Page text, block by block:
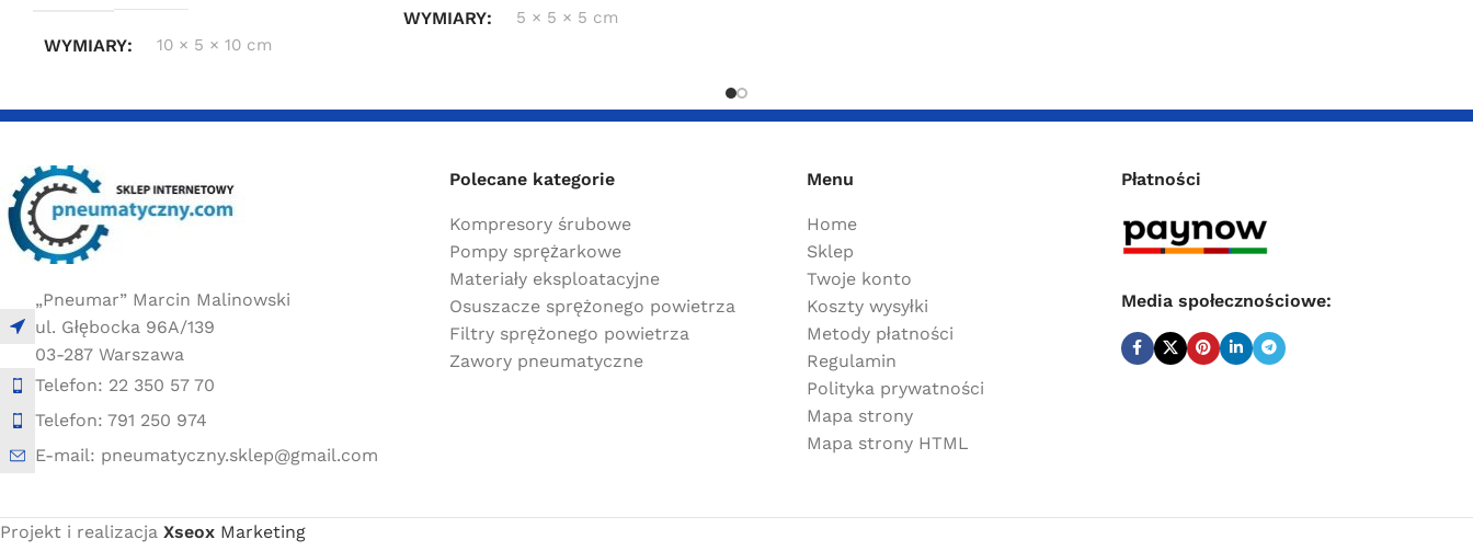
WYMIARY 10 × 5 × 10 cm
WYMIARY 5 × 5 × 5 cm
„Pneumar” Marcin Malinowski
ul. Głębocka 96A/139
03-287 Warszawa
Telefon: 22 350 57 70
Telefon: 791 250 974
E-mail: pneumatyczny.sklep@gmail.com
Polecane kategorie
Kompresory śrubowe
Pompy sprężarkowe
Materiały eksploatacyjne
Osuszacze sprężonego powietrza
Filtry sprężonego powietrza
Zawory pneumatyczne
Menu
Home
Sklep
Twoje konto
Koszty wysyłki
Metody płatności
Regulamin
Polityka prywatności
Mapa strony
Mapa strony HTML
Płatności
Media społecznościowe:
Projekt i realizacja Xseox Marketing